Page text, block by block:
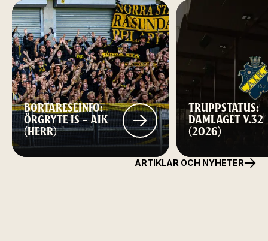
BORTARESEINFO:
ÖRGRYTE IS – AIK
(HERR)
TRUPPSTATUS:
DAMLAGET V.32
(2026)
ARTIKLAR OCH NYHETER